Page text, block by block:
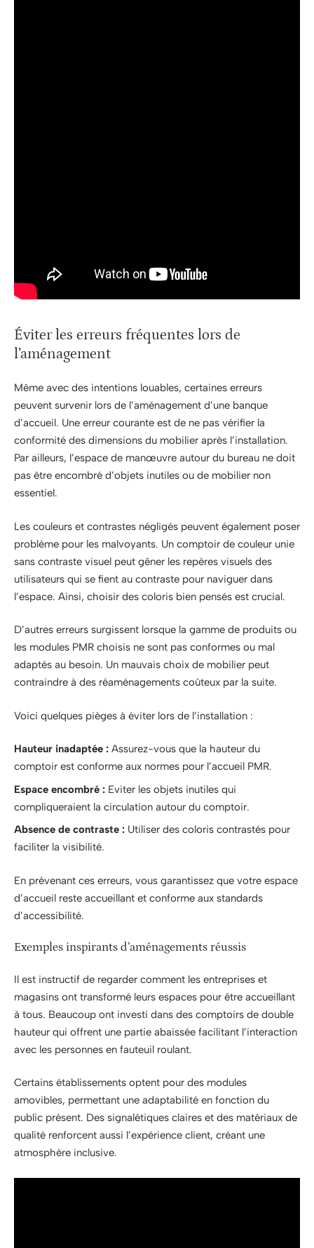
Éviter les erreurs fréquentes lors de
l’aménagement
Même avec des intentions louables, certaines erreurs
peuvent survenir lors de l’aménagement d’une banque
d’accueil. Une erreur courante est de ne pas vérifier la
conformité des dimensions du mobilier après l’installation.
Par ailleurs, l’espace de manœuvre autour du bureau ne doit
pas être encombré d’objets inutiles ou de mobilier non
essentiel.
Les couleurs et contrastes négligés peuvent également poser
problème pour les malvoyants. Un comptoir de couleur unie
sans contraste visuel peut gêner les repères visuels des
utilisateurs qui se fient au contraste pour naviguer dans
l’espace. Ainsi, choisir des coloris bien pensés est crucial.
D’autres erreurs surgissent lorsque la gamme de produits ou
les modules PMR choisis ne sont pas conformes ou mal
adaptés au besoin. Un mauvais choix de mobilier peut
contraindre à des réaménagements coûteux par la suite.
Voici quelques pièges à éviter lors de l’installation :
Hauteur inadaptée : Assurez-vous que la hauteur du
comptoir est conforme aux normes pour l’accueil PMR.
Espace encombré : Eviter les objets inutiles qui
compliqueraient la circulation autour du comptoir.
Absence de contraste : Utiliser des coloris contrastés pour
faciliter la visibilité.
En prévenant ces erreurs, vous garantissez que votre espace
d’accueil reste accueillant et conforme aux standards
d’accessibilité.
Exemples inspirants d’aménagements réussis
Il est instructif de regarder comment les entreprises et
magasins ont transformé leurs espaces pour être accueillant
à tous. Beaucoup ont investi dans des comptoirs de double
hauteur qui offrent une partie abaissée facilitant l’interaction
avec les personnes en fauteuil roulant.
Certains établissements optent pour des modules
amovibles, permettant une adaptabilité en fonction du
public présent. Des signalétiques claires et des matériaux de
qualité renforcent aussi l’expérience client, créant une
atmosphère inclusive.